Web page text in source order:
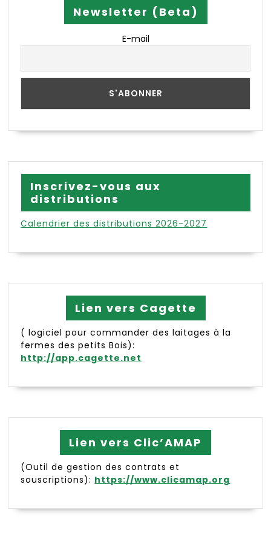
Newsletter (Beta)
E-mail
Inscrivez-vous aux
distributions
Calendrier des distributions 2026-2027
Lien vers Cagette
( logiciel pour commander des laitages à la
fermes des petits Bois):
http://app.cagette.net
Lien vers Clic’AMAP
(Outil de gestion des contrats et
souscriptions): https://www.clicamap.org